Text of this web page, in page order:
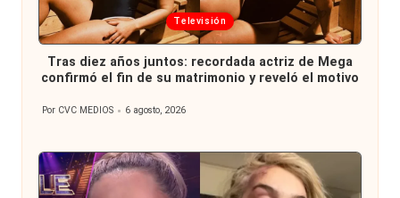
Publicada
en
Televisión
Tras diez años juntos: recordada actriz de Mega
confirmó el fin de su matrimonio y reveló el motivo
Publicado
Por CVC MEDIOS 6 agosto, 2026